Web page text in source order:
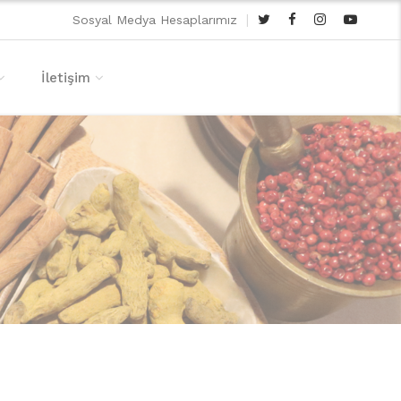
Sosyal Medya Hesaplarımız |
İletişim